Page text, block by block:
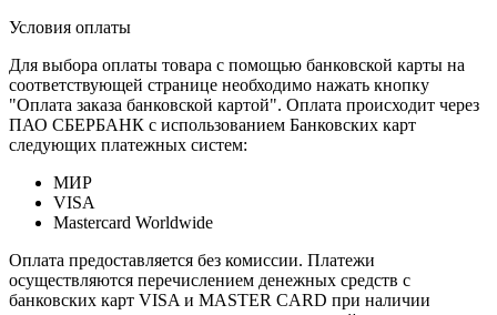
Условия оплаты
Для выбора оплаты товара с помощью банковской карты на
соответствующей странице необходимо нажать кнопку
"Оплата заказа банковской картой". Оплата происходит через
ПАО СБЕРБАНК с использованием Банковских карт
следующих платежных систем:
МИР
VISA
Mastercard Worldwide
Оплата предоставляется без комиссии. Платежи
осуществляются перечислением денежных средств с
банковских карт VISA и MASTER CARD при наличии